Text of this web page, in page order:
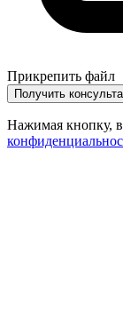
Прикрепить файл
Получить
Нажимая кнопку,